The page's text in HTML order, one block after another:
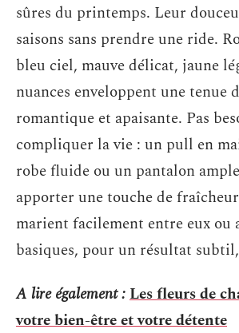
sûres du printemps. Leur
saisons sans prendre une ride.
bleu ciel, mauve délicat, jaune
nuances enveloppent une tenue
romantique et apaisante. Pas
compliquer la vie : un pull en
robe fluide ou un pantalon
apporter une touche de
marient facilement entre eux ou
basiques, pour un résultat
A lire également :Les fleurs de
votre bien-être et votre détente